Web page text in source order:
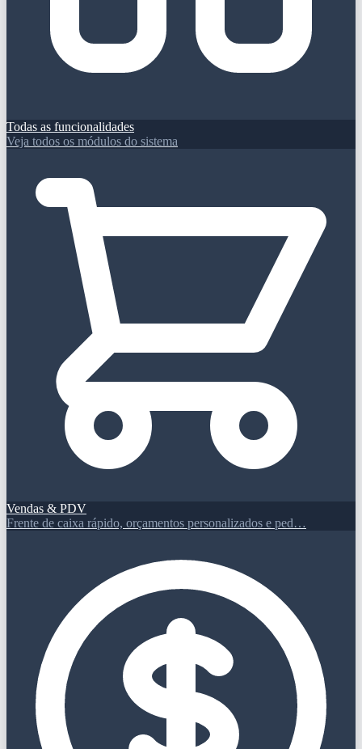
Todas as funcionalidades
Veja todos os módulos do sistema
Vendas & PDV
Frente de caixa rápido, orçamentos personalizados e ped…